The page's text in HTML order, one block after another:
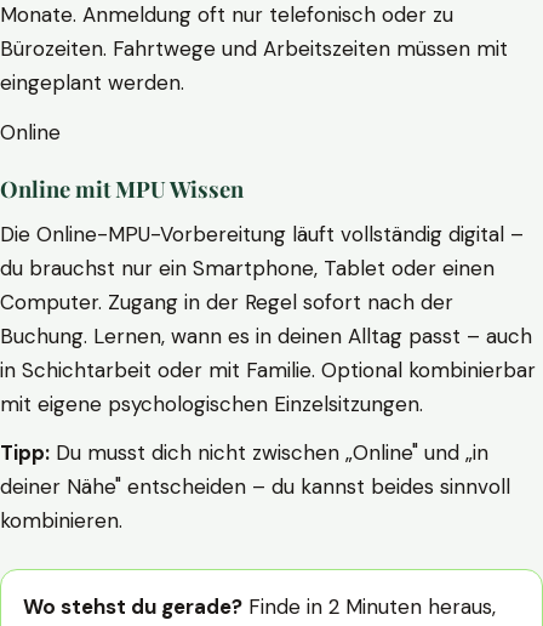
Monate. Anmeldung oft nur telefonisch oder zu
Bürozeiten. Fahrtwege und Arbeitszeiten müssen mit
eingeplant werden.
Online
Online mit MPU Wissen
Die Online-MPU-Vorbereitung läuft vollständig digital –
du brauchst nur ein Smartphone, Tablet oder einen
Computer. Zugang in der Regel sofort nach der
Buchung. Lernen, wann es in deinen Alltag passt – auch
in Schichtarbeit oder mit Familie. Optional kombinierbar
mit eigene psychologischen Einzelsitzungen.
Tipp: Du musst dich nicht zwischen „Online" und „in
deiner Nähe" entscheiden – du kannst beides sinnvoll
kombinieren.
Wo stehst du gerade? Finde in 2 Minuten heraus,